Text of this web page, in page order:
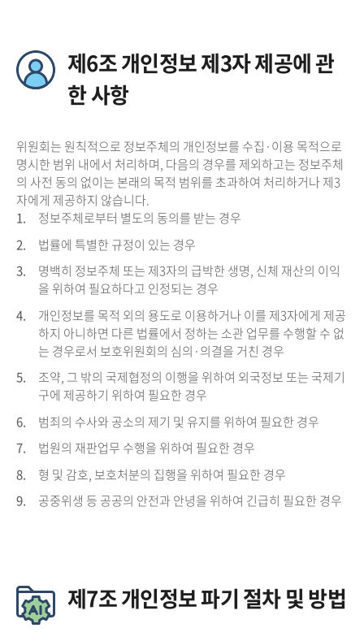
제6조 개인정보 제3자 제공에 관
한 사항
위원회는 원칙적으로 정보주체의 개인정보를 수집·이용 목적으로
명시한 범위 내에서 처리하며, 다음의 경우를 제외하고는 정보주체
의 사전 동의 없이는 본래의 목적 범위를 초과하여 처리하거나 제3
자에게 제공하지 않습니다.
1.
정보주체로부터 별도의 동의를 받는 경우
2.
법률에 특별한 규정이 있는 경우
3.
명백히 정보주체 또는 제3자의 급박한 생명, 신체 재산의 이익
을 위하여 필요하다고 인정되는 경우
4.
개인정보를 목적 외의 용도로 이용하거나 이를 제3자에게 제공
하지 아니하면 다른 법률에서 정하는 소관 업무를 수행할 수 없
는 경우로서 보호위원회의 심의·의결을 거친 경우
5.
조약, 그 밖의 국제협정의 이행을 위하여 외국정보 또는 국제기
구에 제공하기 위하여 필요한 경우
6.
범죄의 수사와 공소의 제기 및 유지를 위하여 필요한 경우
7.
법원의 재판업무 수행을 위하여 필요한 경우
8.
형 및 감호, 보호처분의 집행을 위하여 필요한 경우
9.
공중위생 등 공공의 안전과 안녕을 위하여 긴급히 필요한 경우
제7조 개인정보 파기 절차 및 방법